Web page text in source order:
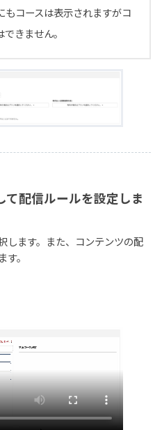
もコースは表示されますがコ
きません。
て配信ルールを設定しま
します。また、コンテンツの配
。